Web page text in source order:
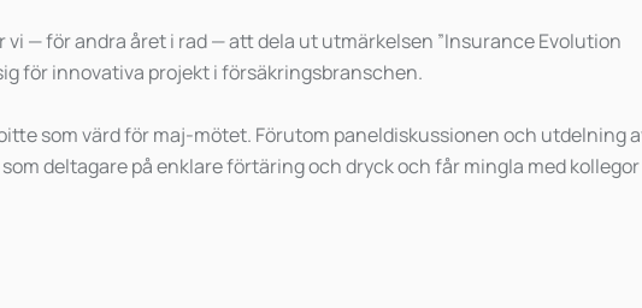
— för andra året i rad — att dela ut utmärkelsen ”Insurance Evolution
för innovativa projekt i försäkringsbranschen.
som värd för maj-mötet. Förutom paneldiskussionen och utdelning
deltagare på enklare förtäring och dryck och får mingla med kollegor